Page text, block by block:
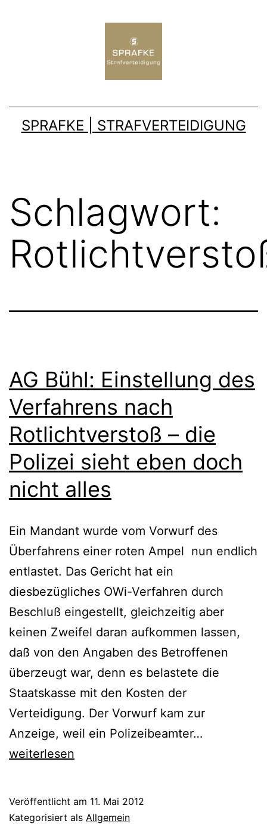
SPRAFKE | STRAFVERTEIDIGUNG
Schlagwort:
AG Bühl: Einstellung des
Verfahrens nach
Rotlichtverstoß – die
Polizei sieht eben doch
nicht alles
Ein Mandant wurde vom Vorwurf des
Überfahrens einer roten Ampel nun endlich
entlastet. Das Gericht hat ein
diesbezügliches OWi-Verfahren durch
Beschluß eingestellt, gleichzeitig aber
keinen Zweifel daran aufkommen lassen,
daß von den Angaben des Betroffenen
überzeugt war, denn es belastete die
Staatskasse mit den Kosten der
Verteidigung. Der Vorwurf kam zur
Anzeige, weil ein Polizeibeamter…
weiterlesen
Veröffentlicht am 11. Mai 2012
Kategorisiert als Allgemein